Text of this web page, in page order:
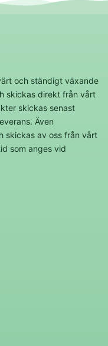
och ständigt växande
skickas direkt från vårt
skickas senast
Även
skickas av oss från vårt
som anges vid